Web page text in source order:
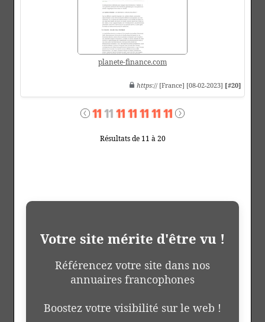
planete-finance.com
https:// [France] [08-02-2023] [#20]
Résultats de 11 à 20
Votre site mérite d'être vu !
Référencez votre site dans nos
annuaires francophones
Boostez votre visibilité sur le web !